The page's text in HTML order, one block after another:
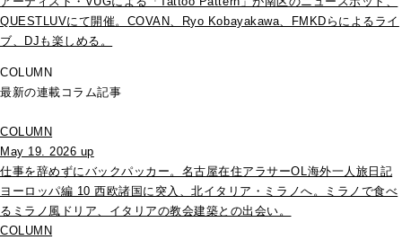
QUESTLUVにて開催。COVAN、Ryo Kobayakawa、FMKDらによるライ
ブ、DJも楽しめる。
COLUMN
最新の連載コラム記事
COLUMN
May 19. 2026 up
仕事を辞めずにバックパッカー。名古屋在住アラサーOL海外一人旅日記
ヨーロッパ編 10 西欧諸国に突入、北イタリア・ミラノへ。ミラノで食べ
るミラノ風ドリア、イタリアの教会建築との出会い。
COLUMN